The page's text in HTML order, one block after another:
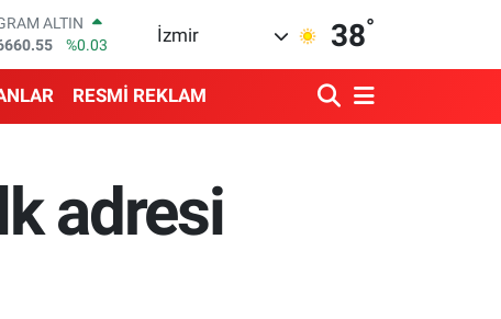
ALTIN
%0.03
%-14
EURO
55,2510
%0.32
İzmir 38°
RESMİ REKLAM
adresi